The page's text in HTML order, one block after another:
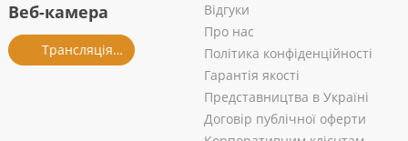
Веб-камера
Трансляція із салону
Відгуки
Про нас
Політика конфіденційності
Гарантія якості
Представництва в Україні
Договір публічної оферти